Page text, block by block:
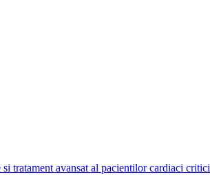
tratament avansat al pacientilor cardiaci critici